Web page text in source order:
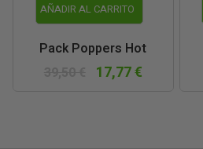
AÑADIR AL CARRITO
Pack Poppers Hot
17,77 €